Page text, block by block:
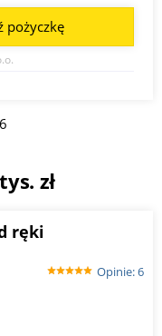
pożyczkę
zł
ręki
Opinie: 6